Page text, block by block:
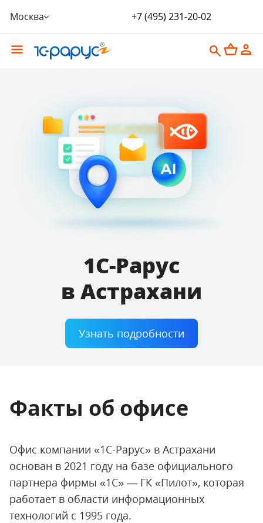
Москва +7 (495) 231-20-02
1С-Рарус
в Астрахани
Узнать подробности
Факты об офисе
Офис компании «1С-Рарус» в Астрахани
основан в 2021 году на базе официального
партнера фирмы «1С» — ГК «Пилот», которая
работает в области информационных
технологий с 1995 года.